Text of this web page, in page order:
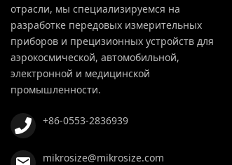
отрасли, мы специализируемся на
разработке передовых измерительных
приборов и прецизионных устройств для
аэрокосмической, автомобильной,
электронной и медицинской
промышленности.
+86-0553-2836939
mikrosize@mikrosize.com